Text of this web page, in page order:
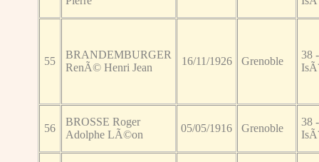
55
BRANDEMBURGER
RenÃ© Henri Jean
16/11/1926 Grenoble
38 -
56
BROSSE Roger
Adolphe LÃ©on
05/05/1916 Grenoble
38 -